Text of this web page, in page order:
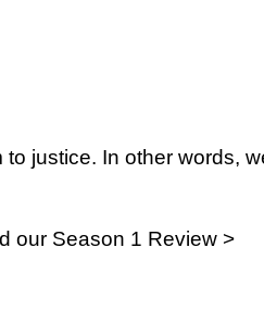
justice. In other words,
our Season 1 Review >